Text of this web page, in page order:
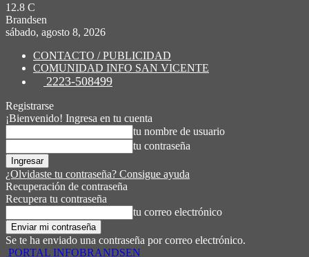
12.8 C
Brandsen
sábado, agosto 8, 2026
CONTACTO / PUBLICIDAD
COMUNIDAD INFO SAN VICENTE
2223-508499
Registrarse
¡Bienvenido! Ingresa en tu cuenta
tu nombre de usuario
tu contraseña
¿Olvidaste tu contraseña? Consigue ayuda
Recuperación de contraseña
Recupera tu contraseña
tu correo electrónico
Se te ha enviado una contraseña por correo electrónico.
PORTAL INFOBRANDSEN